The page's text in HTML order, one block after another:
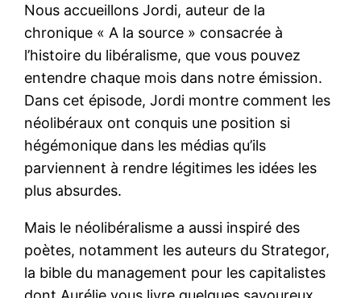
Nous accueillons Jordi, auteur de la
chronique « A la source » consacrée à
l’histoire du libéralisme, que vous pouvez
entendre chaque mois dans notre émission.
Dans cet épisode, Jordi montre comment les
néolibéraux ont conquis une position si
hégémonique dans les médias qu’ils
parviennent à rendre légitimes les idées les
plus absurdes.
Mais le néolibéralisme a aussi inspiré des
poètes, notamment les auteurs du Strategor,
la bible du management pour les capitalistes